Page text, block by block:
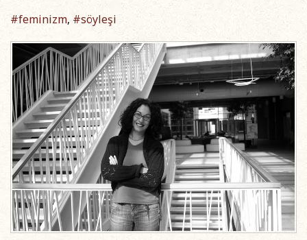
#feminizm, #söyleşi